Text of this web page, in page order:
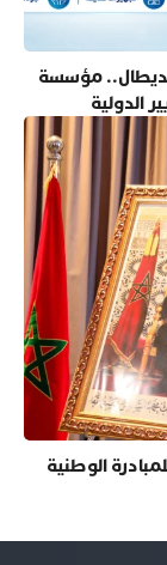
مؤسسة
الدولية
الوطنية